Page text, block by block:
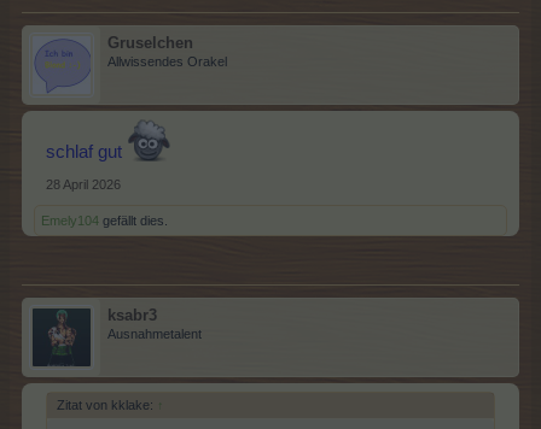
Gruselchen
Allwissendes Orakel
schlaf gut
28 April 2026
Emely104 gefällt dies.
ksabr3
Ausnahmetalent
Zitat von kklake: ↑